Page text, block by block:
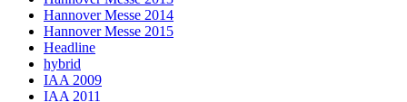
Hannover Messe 2014
Hannover Messe 2015
Headline
hybrid
IAA 2009
IAA 2011